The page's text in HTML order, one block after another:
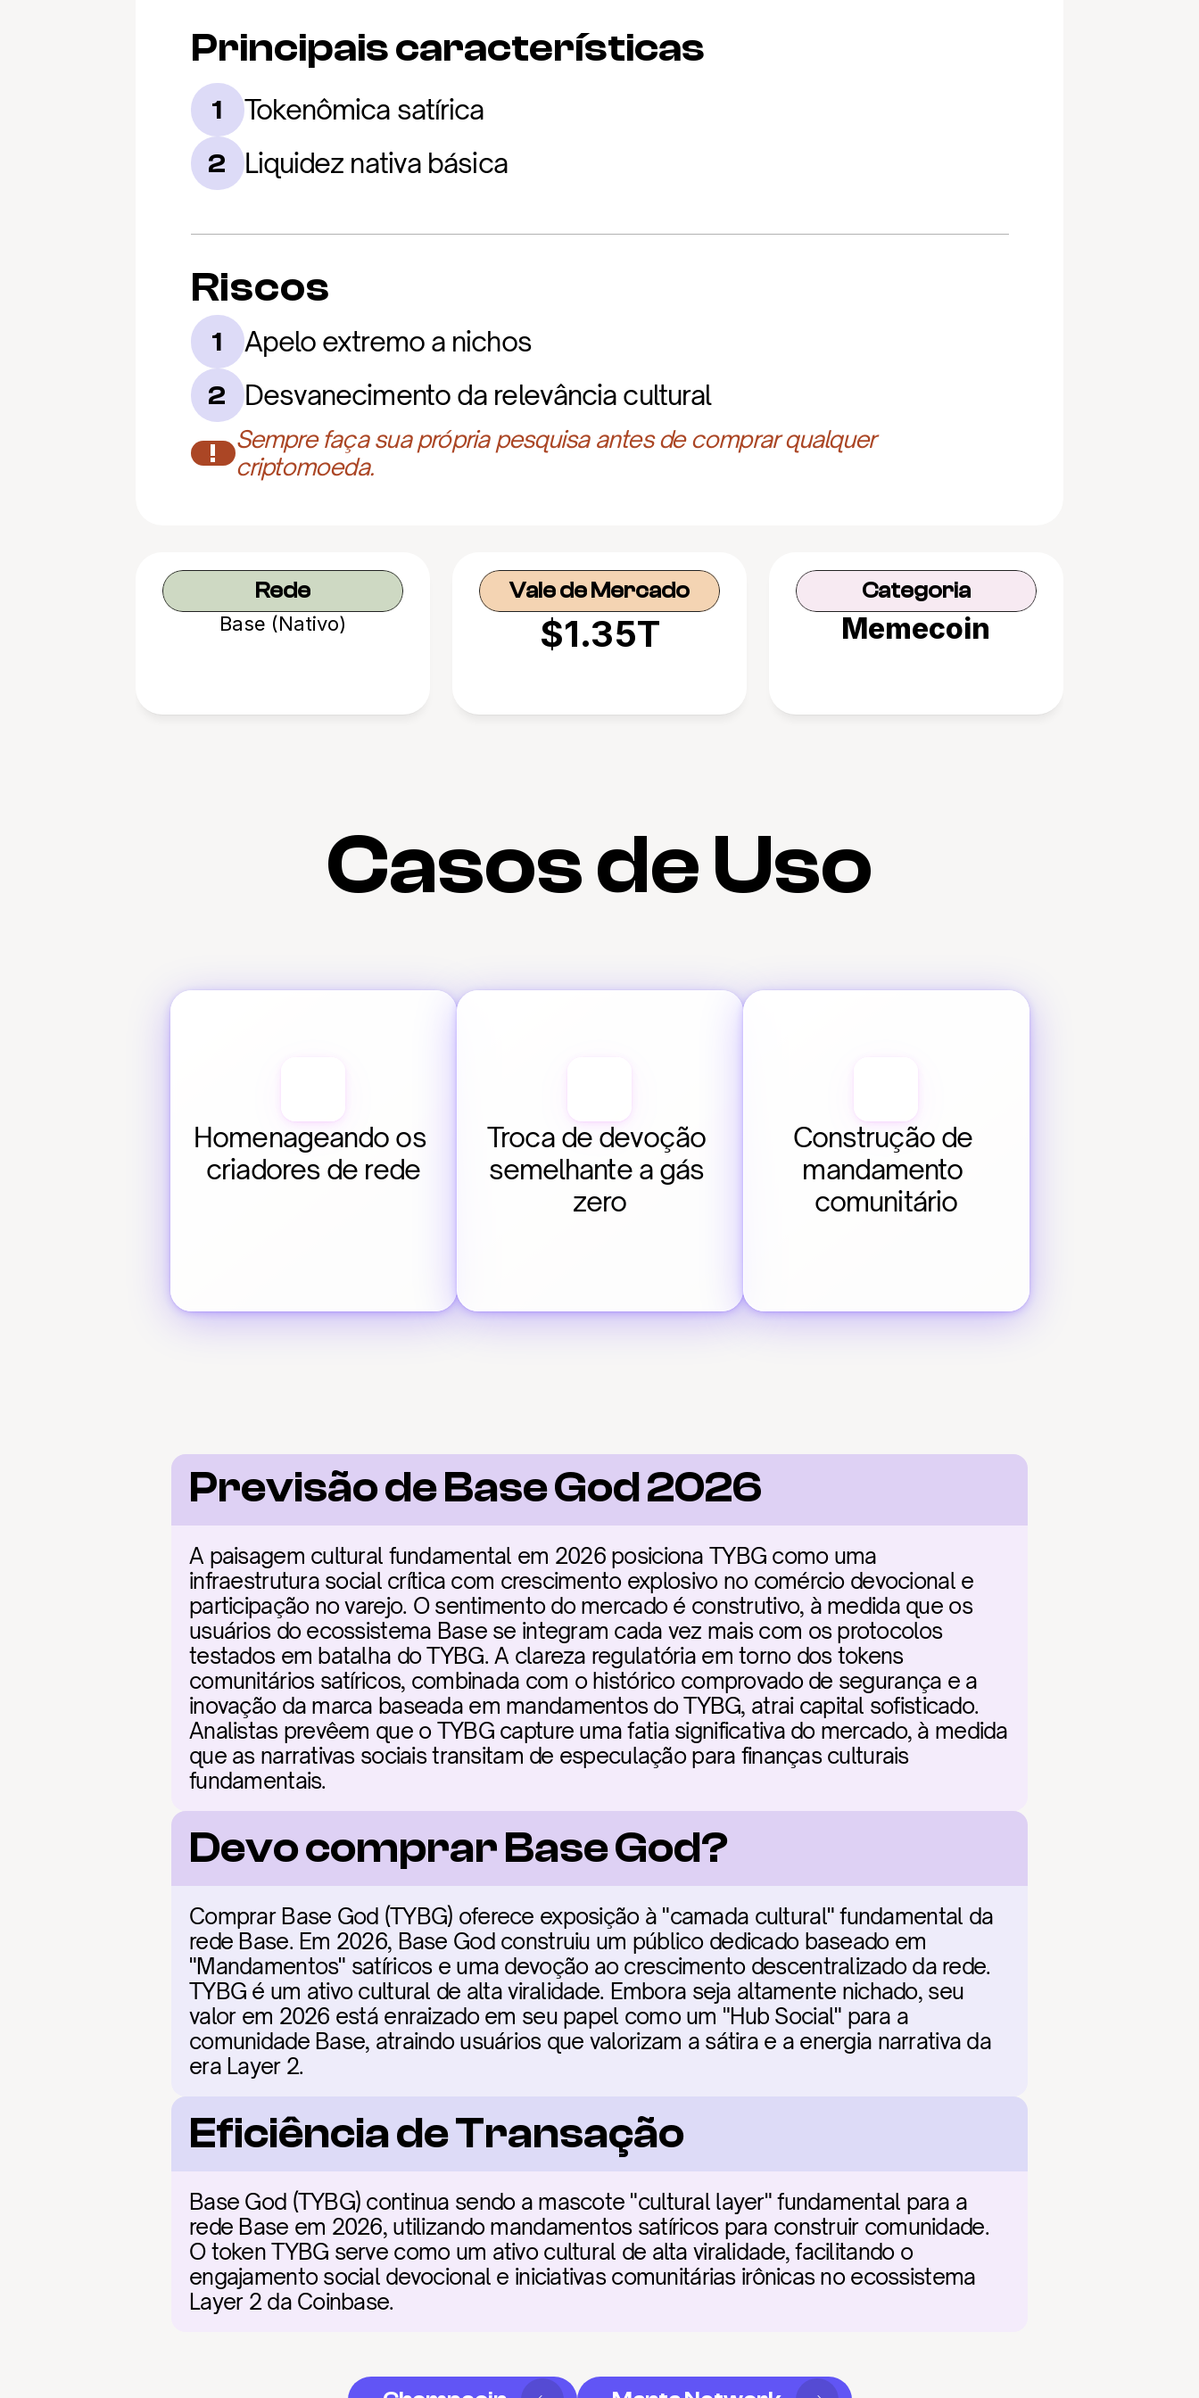
Principais características
1 Tokenômica satírica
2 Liquidez nativa básica
Riscos
1 Apelo extremo a nichos
2 Desvanecimento da relevância cultural
!
Sempre faça sua própria pesquisa antes de comprar qualquer
criptomoeda.
Rede
Base (Nativo)
Vale de Mercado
$1.35T
Categoria
Memecoin
Casos de Uso
Homenageando os
criadores de rede
Troca de devoção
semelhante a gás
zero
Construção de
mandamento
comunitário
Previsão de Base God 2026
A paisagem cultural fundamental em 2026 posiciona TYBG como uma
infraestrutura social crítica com crescimento explosivo no comércio devocional e
participação no varejo. O sentimento do mercado é construtivo, à medida que os
usuários do ecossistema Base se integram cada vez mais com os protocolos
testados em batalha do TYBG. A clareza regulatória em torno dos tokens
comunitários satíricos, combinada com o histórico comprovado de segurança e a
inovação da marca baseada em mandamentos do TYBG, atrai capital sofisticado.
Analistas prevêem que o TYBG capture uma fatia significativa do mercado, à medida
que as narrativas sociais transitam de especulação para finanças culturais
fundamentais.
Devo comprar Base God?
Comprar Base God (TYBG) oferece exposição à "camada cultural" fundamental da
rede Base. Em 2026, Base God construiu um público dedicado baseado em
"Mandamentos" satíricos e uma devoção ao crescimento descentralizado da rede.
TYBG é um ativo cultural de alta viralidade. Embora seja altamente nichado, seu
valor em 2026 está enraizado em seu papel como um "Hub Social" para a
comunidade Base, atraindo usuários que valorizam a sátira e a energia narrativa da
era Layer 2.
Eficiência de Transação
Base God (TYBG) continua sendo a mascote "cultural layer" fundamental para a
rede Base em 2026, utilizando mandamentos satíricos para construir comunidade.
O token TYBG serve como um ativo cultural de alta viralidade, facilitando o
engajamento social devocional e iniciativas comunitárias irônicas no ecossistema
Layer 2 da Coinbase.